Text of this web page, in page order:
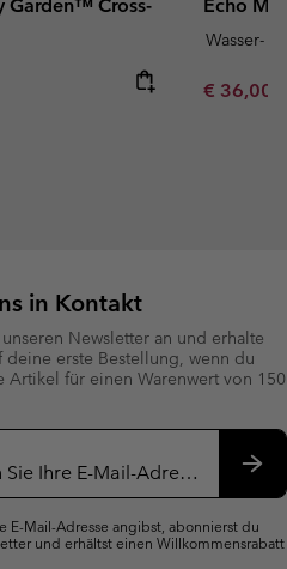
Garden™ Cross-
Echo
Wasser-
€ 36,00
in Kontakt
Newsletter an und erhalte
deine erste Bestellung, wenn du
Artikel für einen Warenwert von 150
E-Mail-Adresse angibst, abonnierst du
und erhältst einen Willkommensrabatt